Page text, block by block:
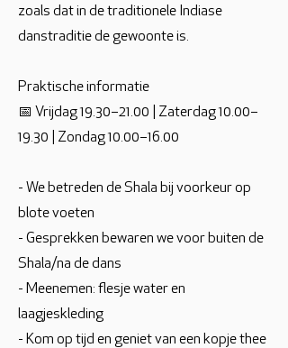
zoals dat in de traditionele Indiase
danstraditie de gewoonte is.
Praktische informatie
📅 Vrijdag 19.30–21.00 | Zaterdag 10.00–
19.30 | Zondag 10.00–16.00
- We betreden de Shala bij voorkeur op
blote voeten
- Gesprekken bewaren we voor buiten de
Shala/na de dans
- Meenemen: flesje water en
laagjeskleding
- Kom op tijd en geniet van een kopje thee